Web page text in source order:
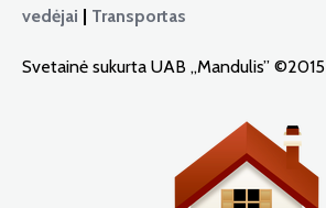
vedėjai | Transportas
Svetainė sukurta UAB „Mandulis” ©2015